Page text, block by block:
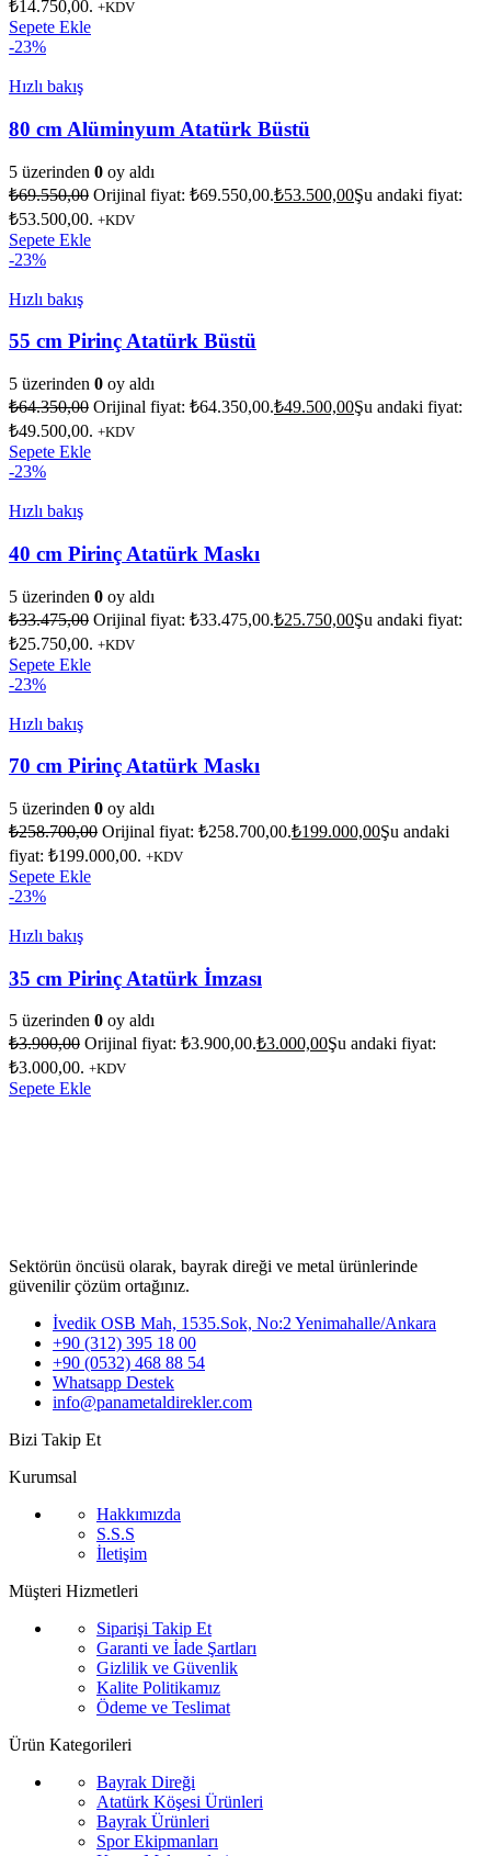
₺14.750,00. +KDV
Sepete Ekle
-23%
Hızlı bakış
80 cm Alüminyum Atatürk Büstü
5 üzerinden 0 oy aldı
₺69.550,00 Orijinal fiyat: ₺69.550,00.₺53.500,00Şu andaki fiyat:
₺53.500,00. +KDV
Sepete Ekle
-23%
Hızlı bakış
55 cm Pirinç Atatürk Büstü
5 üzerinden 0 oy aldı
₺64.350,00 Orijinal fiyat: ₺64.350,00.₺49.500,00Şu andaki fiyat:
₺49.500,00. +KDV
Sepete Ekle
-23%
Hızlı bakış
40 cm Pirinç Atatürk Maskı
5 üzerinden 0 oy aldı
₺33.475,00 Orijinal fiyat: ₺33.475,00.₺25.750,00Şu andaki fiyat:
₺25.750,00. +KDV
Sepete Ekle
-23%
Hızlı bakış
70 cm Pirinç Atatürk Maskı
5 üzerinden 0 oy aldı
₺258.700,00 Orijinal fiyat: ₺258.700,00.₺199.000,00Şu andaki
fiyat: ₺199.000,00. +KDV
Sepete Ekle
-23%
Hızlı bakış
35 cm Pirinç Atatürk İmzası
5 üzerinden 0 oy aldı
₺3.900,00 Orijinal fiyat: ₺3.900,00.₺3.000,00Şu andaki fiyat:
₺3.000,00. +KDV
Sepete Ekle
Sektörün öncüsü olarak, bayrak direği ve metal ürünlerinde
güvenilir çözüm ortağınız.
İvedik OSB Mah, 1535.Sok, No:2 Yenimahalle/Ankara
+90 (312) 395 18 00
+90 (0532) 468 88 54
Whatsapp Destek
info@panametaldirekler.com
Bizi Takip Et
Kurumsal
Hakkımızda
S.S.S
İletişim
Müşteri Hizmetleri
Siparişi Takip Et
Garanti ve İade Şartları
Gizlilik ve Güvenlik
Kalite Politikamız
Ödeme ve Teslimat
Ürün Kategorileri
Bayrak Direği
Atatürk Köşesi Ürünleri
Bayrak Ürünleri
Spor Ekipmanları